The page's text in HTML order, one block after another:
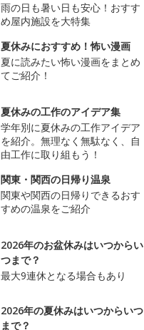
雨の日も暑い日も安心！おすす
め屋内施設を大特集
夏休みにおすすめ！怖い漫画
夏に読みたい怖い漫画をまとめ
てご紹介！
夏休みの工作のアイデア集
学年別に夏休みの工作アイデア
を紹介。無理なく無駄なく、自
由工作に取り組もう！
関東・関西の日帰り温泉
関東や関西の日帰りできるおす
すめの温泉をご紹介
2026年のお盆休みはいつからい
つまで？
最大9連休となる場合もあり
2026年の夏休みはいつからいつ
まで？